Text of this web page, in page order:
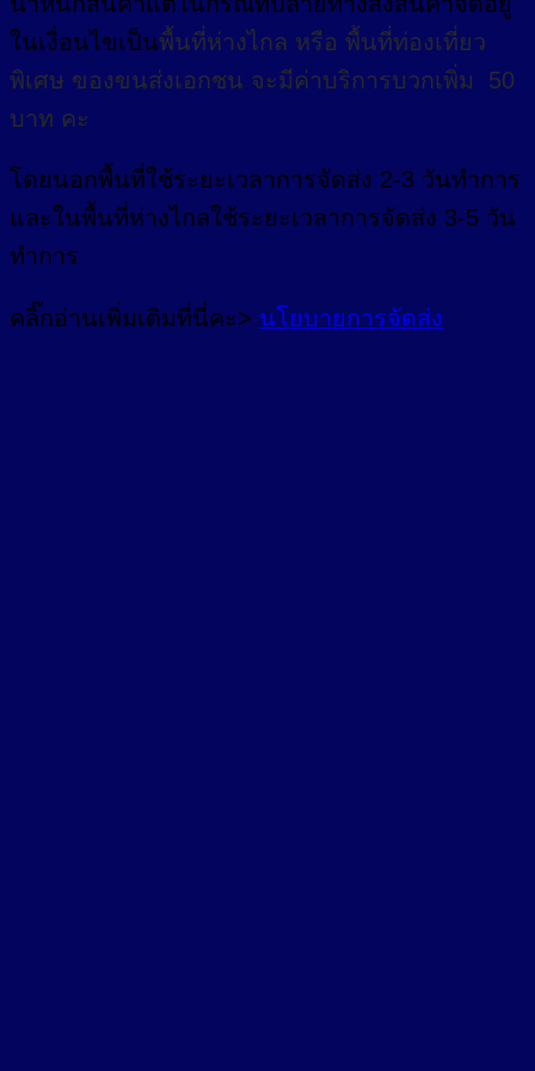
ในเงื่อนไขเป็นพื้นที่ห่างไกล หรือ พื้นที่ท่องเที่ยว
พิเศษ ของขนส่งเอกชน จะมีค่าบริการบวกเพิ่ม 50
บาท คะ
โดยนอกพื้นที่ใช้ระยะเวลาการจัดส่ง 2-3 วันทำการ
และในพื้นที่ห่างไกลใช้ระยะเวลาการจัดส่ง 3-5 วัน
ทำการ
คลิ๊กอ่านเพิ่มเติมที่นี่คะ> นโยบายการจัดส่ง